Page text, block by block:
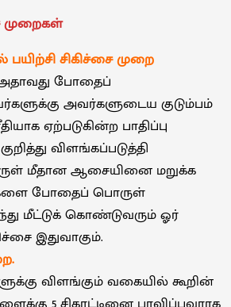
முறைகள்
சிகிச்சை முறை
போதைப்
அவர்களுடைய குடும்பம்
ஏற்படுகின்ற பாதிப்பு
விளங்கப்படுத்தி
மீதான ஆசையினை மறுக்க
போதைப் பொருள்
மீட்டுக் கொண்டுவரும் ஓர்
இதுவாகும்.
விளங்கும் வகையில் கூறின்